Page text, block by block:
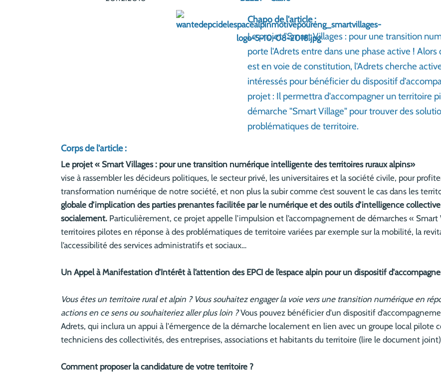
Chapo de l'article :
Le projet "Smart Villages : pour une transition
porte l'Adrets entre dans une phase active !
est en voie de constitution, l'Adrets cherche
intéressés pour bénéficier du dispositif
projet : Il permettra d'accompagner un territoire
démarche "Smart Village" pour trouver des
problématiques de territoire.
Corps de l'article :
Le projet « Smart Villages : pour une transition numérique intelligente des territoires ruraux alpins»
vise à rassembler les décideurs politiques, le secteur privé, les universitaires et la société civile, pour
transformation numérique de notre société, et non plus la subir comme c’est souvent le cas dans les
globale d’implication des parties prenantes facilitée par le numérique et des outils d’intelligence
socialement. Particulièrement, ce projet appelle l’impulsion et l’accompagnement de démarches «
territoires pilotes en réponse à des problématiques de territoire variées par exemple sur la mobilité, la
l’accessibilité des services administratifs et sociaux…
Un Appel à Manifestation d’Intérêt à l’attention des EPCI de l’espace alpin pour un dispositif
Vous êtes un territoire rural et alpin ? Vous souhaitez engager la voie vers une transition numérique en
actions en ce sens ou souhaiteriez aller plus loin ?Vous pouvez bénéficier d'un dispositif
Adrets, qui inclura un appui à l'émergence de la démarche localement en lien avec un groupe local pilote
techniciens des collectivités, des entreprises, associations et habitants du territoire (lire le document joint)
Comment proposer la candidature de votre territoire ?